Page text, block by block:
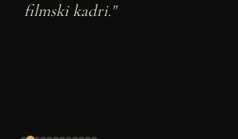
filmski kadri."